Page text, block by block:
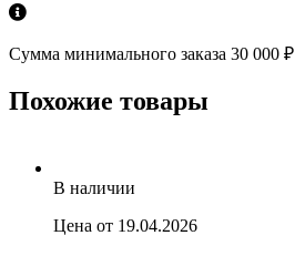
Сумма минимального заказа 30 000 ₽
Похожие товары
В наличии
Цена от 19.04.2026